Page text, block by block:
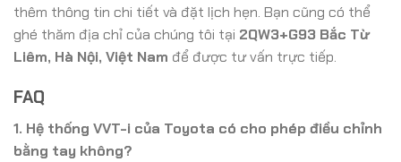
thêm thông tin chi tiết và đặt lịch hẹn. Bạn cũng có thể
ghé thăm địa chỉ của chúng tôi tại 2QW3+G93 Bắc Từ
Liêm, Hà Nội, Việt Nam để được tư vấn trực tiếp.
FAQ
1. Hệ thống VVT-i của Toyota có cho phép điều chỉnh
bằng tay không?